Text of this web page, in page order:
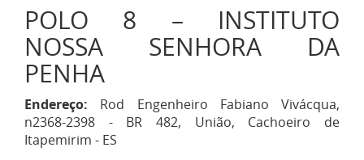
POLO 8 – INSTITUTO
NOSSA SENHORA DA
PENHA
Endereço: Rod Engenheiro Fabiano Vivácqua,
n2368-2398 - BR 482, União, Cachoeiro de
Itapemirim - ES